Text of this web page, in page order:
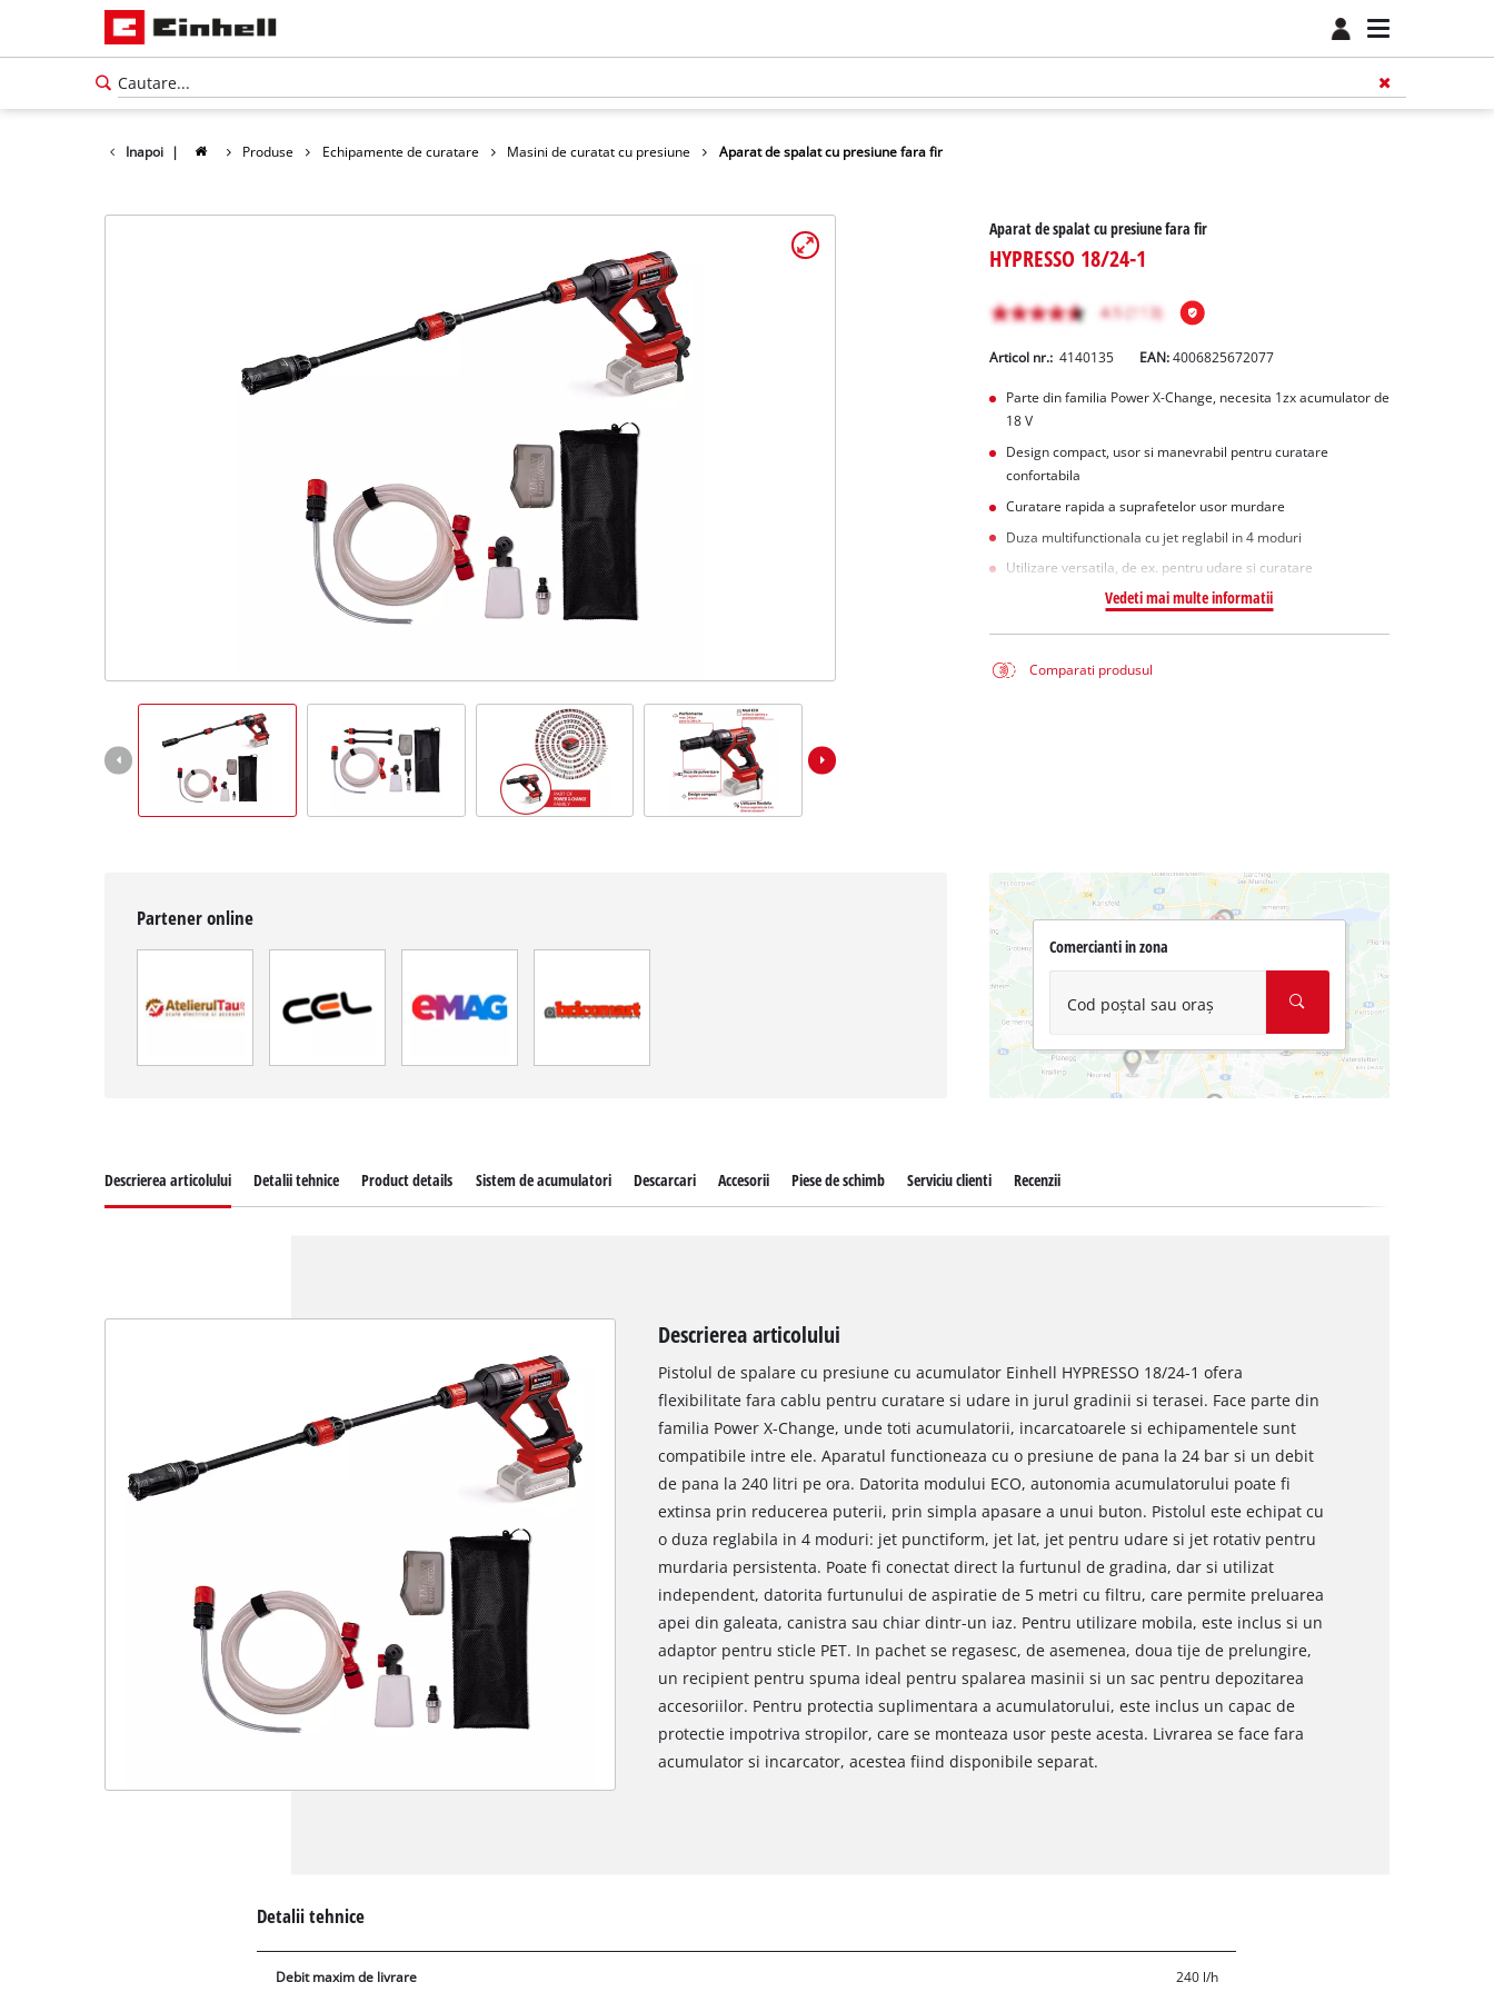
Inapoi | Produse Echipamente de curatare Masini de curatat cu presiune Aparat de spalat cu presiune fara fir
Aparat de spalat cu presiune fara fir
HYPRESSO 18/24-1
Articol nr.: 4140135 EAN:4006825672077
Parte din familia Power X-Change, necesita 1zx acumulator de
18 V
Design compact, usor si manevrabil pentru curatare
confortabila
Curatare rapida a suprafetelor usor murdare
Duza multifunctionala cu jet reglabil in 4 moduri
Utilizare versatila, de ex. pentru udare si curatare
Vedeti mai multe informatii
Comparati produsul
Partener online
Comercianti in zona
Cod poștal sau oraș
Descrierea articolului Detalii tehnice Product details Sistem de acumulatori Descarcari Accesorii Piese de schimb Serviciu clienti Recenzii
Descrierea articolului
Pistolul de spalare cu presiune cu acumulator Einhell HYPRESSO 18/24-1 ofera
flexibilitate fara cablu pentru curatare si udare in jurul gradinii si terasei. Face parte din
familia Power X-Change, unde toti acumulatorii, incarcatoarele si echipamentele sunt
compatibile intre ele. Aparatul functioneaza cu o presiune de pana la 24 bar si un debit
de pana la 240 litri pe ora. Datorita modului ECO, autonomia acumulatorului poate fi
extinsa prin reducerea puterii, prin simpla apasare a unui buton. Pistolul este echipat cu
o duza reglabila in 4 moduri: jet punctiform, jet lat, jet pentru udare si jet rotativ pentru
murdaria persistenta. Poate fi conectat direct la furtunul de gradina, dar si utilizat
independent, datorita furtunului de aspiratie de 5 metri cu filtru, care permite preluarea
apei din galeata, canistra sau chiar dintr-un iaz. Pentru utilizare mobila, este inclus si un
adaptor pentru sticle PET. In pachet se regasesc, de asemenea, doua tije de prelungire,
un recipient pentru spuma ideal pentru spalarea masinii si un sac pentru depozitarea
accesoriilor. Pentru protectia suplimentara a acumulatorului, este inclus un capac de
protectie impotriva stropilor, care se monteaza usor peste acesta. Livrarea se face fara
acumulator si incarcator, acestea fiind disponibile separat.
Detalii tehnice
Debit maxim de livrare 240 l/h